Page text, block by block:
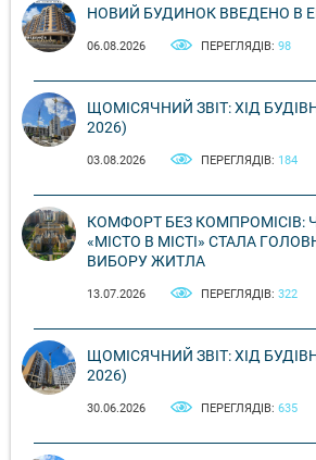
НОВИЙ БУДИНОК ВВЕДЕНО В
06.08.2026 ПЕРЕГЛЯДІВ: 98
ЩОМІСЯЧНИЙ ЗВІТ: ХІД
2026)
03.08.2026 ПЕРЕГЛЯДІВ: 184
КОМФОРТ БЕЗ КОМПРОМІСІВ:
«МІСТО В МІСТІ» СТАЛА
ВИБОРУ ЖИТЛА
13.07.2026 ПЕРЕГЛЯДІВ: 322
ЩОМІСЯЧНИЙ ЗВІТ: ХІД
2026)
30.06.2026 ПЕРЕГЛЯДІВ: 635